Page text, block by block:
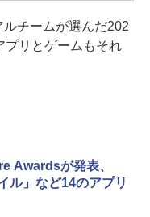
チームが選んだ202
プリとゲームもそれ
Awardsが発表、
ル」など14のアプリ